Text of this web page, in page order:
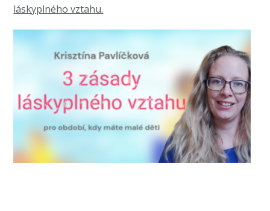
láskyplného vztahu.